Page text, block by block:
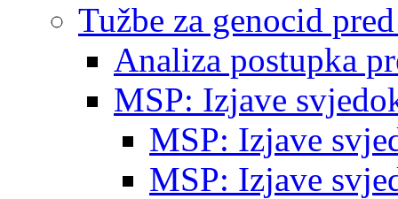
Tužbe za genocid
Analiza postupka
MSP: Izjave
MSP: Izjave
MSP: Izjave